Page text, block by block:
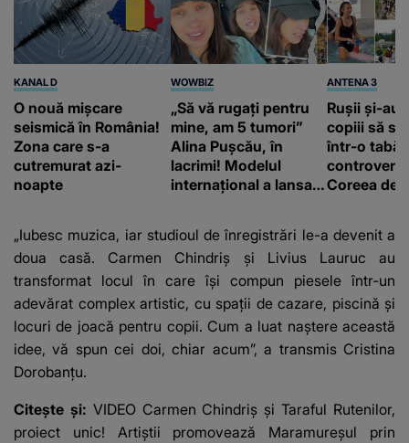
KANAL D
O nouă mișcare
seismică în România!
Zona care s-a
cutremurat azi-
noapte
WOWBIZ
„Să vă rugați pentru
mine, am 5 tumori”
Alina Pușcău, în
lacrimi! Modelul
internațional a lansat
o boală gravă
ANTENA 3
Rușii și-au
copiii să
într-o
Coreea de
„Iubesc muzica, iar studioul de înregistrări le-a devenit a
doua casă. Carmen Chindriș și Livius Lauruc au
transformat locul în care își compun piesele într-un
adevărat complex artistic, cu spații de cazare, piscină și
locuri de joacă pentru copii. Cum a luat naștere această
idee, vă spun cei doi, chiar acum”, a transmis Cristina
Dorobanțu.
Citește și: VIDEO Carmen Chindriș și Taraful Rutenilor,
proiect unic! Artiștii promovează Maramureșul prin